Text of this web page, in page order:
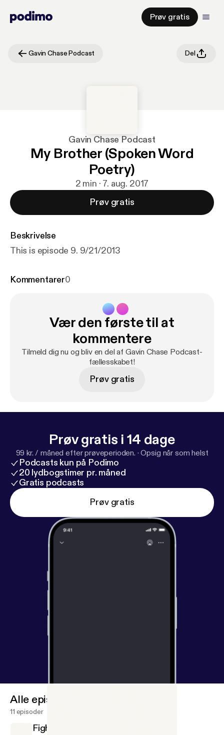
Prøv gratis
Gavin Chase Podcast Del
Gavin Chase Podcast
My Brother (Spoken Word
Poetry)
2 min · 7. aug. 2017
Prøv gratis
Beskrivelse
This is episode 9. 9/21/2013
Kommentarer0
Vær den første til at
kommentere
Tilmeld dig nu og bliv en del af Gavin Chase Podcast-
fællesskabet!
Prøv gratis
Prøv gratis i 14 dage
99 kr. / måned efter prøveperioden. ·Opsig når som helst
Podcasts kun på Podimo
20 lydbogstimer pr. måned
Gratis podcasts
Prøv gratis
Alle episoder
11 episoder
FightWatch #1 With Billy And Jacob